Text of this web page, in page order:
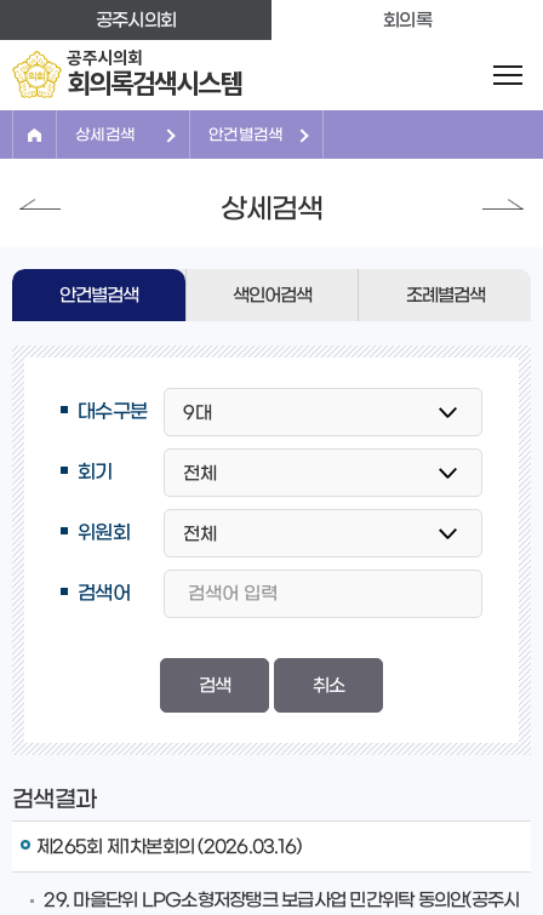
공주시의회 회의록
공주시의회
회의록검색시스템
상세검색 안건별검색
상세검색
안건별검색 색인어검색 조례별검색
대수구분
회기
위원회
검색어
검색 취소
검색결과
제265회 제1차본회의 (2026.03.16)
29. 마을단위 LPG소형저장탱크 보급사업 민간위탁 동의안(공주시